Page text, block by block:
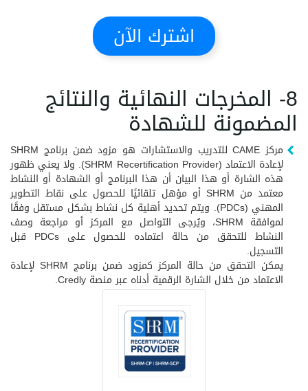
اشترك الآن
8- المخرجات النهائية والنتائج
المضمونة للشهادة
مركز CAME للتدريب والاستشارات هو مزود ضمن برنامج SHRM
لإعادة الاعتماد (SHRM Recertification Provider). ولا يعني ظهور
هذه الشارة أو هذا البيان أن هذا البرنامج أو الشهادة أو النشاط
معتمد من SHRM أو مؤهل تلقائيًا للحصول على نقاط التطوير
المهني (PDCs). ويتم تحديد أهلية كل نشاط بشكل مستقل وفقًا
لموافقة SHRM، ويُرجى التواصل مع المركز أو مراجعة وصف
النشاط للتحقق من حالة اعتماده للحصول على PDCs قبل
التسجيل.
يمكن التحقق من حالة المركز كمزود ضمن برنامج SHRM لإعادة
الاعتماد من خلال الشارة الرقمية أدناه عبر منصة Credly.